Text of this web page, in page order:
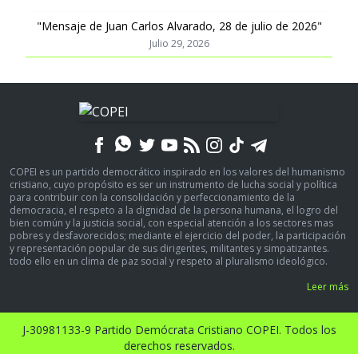
"Mensaje de Juan Carlos Alvarado, 28 de julio de 2026"
Julio 29, 2026
COPEI es un partido democrático inspirado en los valores del humanismo
cristiano, cuyo propósito es ser un instrumento de lucha social y política
para contribuir con la consolidación y perfeccionamiento de la
democracia, el respeto a la dignidad de la persona humana, el logro del
bien común y la justicia social, con especial atención a los sectores mas
pobres y desfavorecidos; mediante el ejercicio del poder, la participación
y representación popular de sus dirigentes, militantes y simpatizantes.
todo ello en un clima de paz social y respeto al pluralismo ideológico.
Leer más
J-30981133-9 Partido Demócrata Cristiano COPEI. Todos los
derechos reservados.